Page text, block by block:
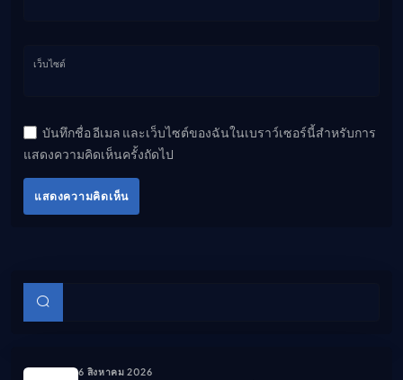
เว็บไซต์
บันทึกชื่อ อีเมล และเว็บไซต์ของฉันในเบราว์เซอร์นี้สำหรับการ
แสดงความคิดเห็นครั้งถัดไป
แสดงความคิดเห็น
บทความย่อย
6 สิงหาคม 2026